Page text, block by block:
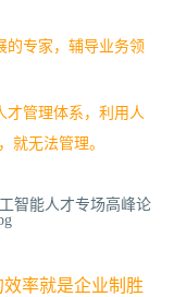
的专家，辅导业务领
才管理体系，利用人
就无法管理。
率就是企业制胜